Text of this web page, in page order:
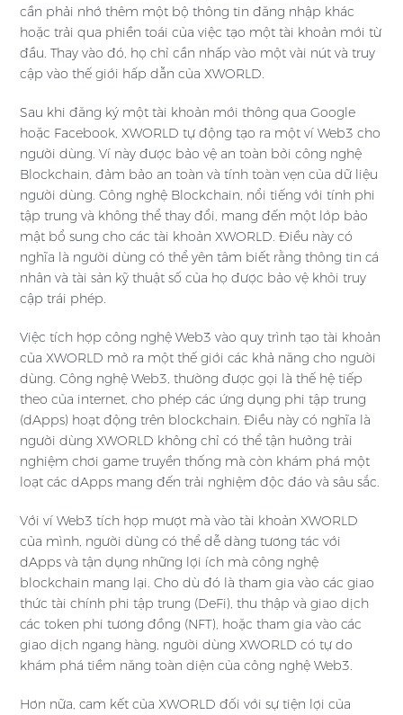
cần phải nhớ thêm một bộ thông tin đăng nhập khác
hoặc trải qua phiền toái của việc tạo một tài khoản mới từ
đầu. Thay vào đó, họ chỉ cần nhấp vào một vài nút và truy
cập vào thế giới hấp dẫn của XWORLD.
Sau khi đăng ký một tài khoản mới thông qua Google
hoặc Facebook, XWORLD tự động tạo ra một ví Web3 cho
người dùng. Ví này được bảo vệ an toàn bởi công nghệ
Blockchain, đảm bảo an toàn và tính toàn vẹn của dữ liệu
người dùng. Công nghệ Blockchain, nổi tiếng với tính phi
tập trung và không thể thay đổi, mang đến một lớp bảo
mật bổ sung cho các tài khoản XWORLD. Điều này có
nghĩa là người dùng có thể yên tâm biết rằng thông tin cá
nhân và tài sản kỹ thuật số của họ được bảo vệ khỏi truy
cập trái phép.
Việc tích hợp công nghệ Web3 vào quy trình tạo tài khoản
của XWORLD mở ra một thế giới các khả năng cho người
dùng. Công nghệ Web3, thường được gọi là thế hệ tiếp
theo của internet, cho phép các ứng dụng phi tập trung
(dApps) hoạt động trên blockchain. Điều này có nghĩa là
người dùng XWORLD không chỉ có thể tận hưởng trải
nghiệm chơi game truyền thống mà còn khám phá một
loạt các dApps mang đến trải nghiệm độc đáo và sâu sắc.
Với ví Web3 tích hợp mượt mà vào tài khoản XWORLD
của mình, người dùng có thể dễ dàng tương tác với
dApps và tận dụng những lợi ích mà công nghệ
blockchain mang lại. Cho dù đó là tham gia vào các giao
thức tài chính phi tập trung (DeFi), thu thập và giao dịch
các token phi tương đồng (NFT), hoặc tham gia vào các
giao dịch ngang hàng, người dùng XWORLD có tự do
khám phá tiềm năng toàn diện của công nghệ Web3.
Hơn nữa, cam kết của XWORLD đối với sự tiện lợi của